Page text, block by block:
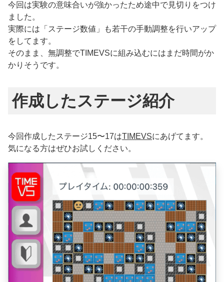
今回は実験の意味合いが強かったため途中で見切りをつけ
ました。
実際には「ステージ数値」も若干の手動調整を行いアップ
をしてます。
そのまま、無調整でTIMEVSに組み込むにはまだ時間がか
かりそうです。
作成したステージ紹介
今回作成したステージ15〜17はTIMEVSにあげてます。
気になる方はぜひお試しください。